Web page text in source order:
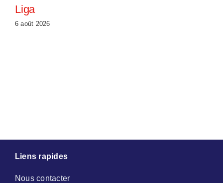
Liga
6 août 2026
Liens rapides
Nous contacter